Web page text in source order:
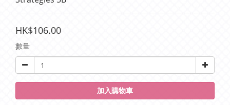
HK$106.00
數量
加入購物車